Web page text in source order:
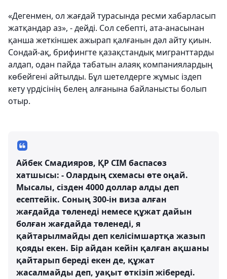
«Дегенмен, ол жағдай турасында ресми хабарласып
жатқандар аз», - дейді. Сол себепті, ата-анасынан
қанша жеткіншек ажырап қалғанын дәл айту қиын.
Сондай-ақ, брифингте қазақстандық мигранттарды
алдап, одан пайда табатын алаяқ компаниялардың
көбейгені айтылды. Бұл шетелдерге жұмыс іздеп
кету үрдісінің белең алғанына байланысты болып
отыр.
Айбек Смадияров, ҚР СІМ баспасөз
хатшысы: - Олардың схемасы өте оңай.
Мысалы, сізден 4000 доллар алды деп
есептейік. Соның 300-ін виза алған
жағдайда төленеді немесе құжат дайын
болған жағдайда төленеді, я
қайтарылмайды деп келісімшартқа жазып
қояды екен. Бір айдан кейін қалған ақшаны
қайтарып береді екен де, құжат
жасалмайды деп, уақыт өткізіп жібереді.